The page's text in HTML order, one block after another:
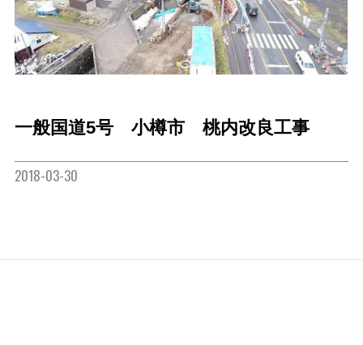
一般国道5号 小樽市 桃内改良工事
2018-03-30